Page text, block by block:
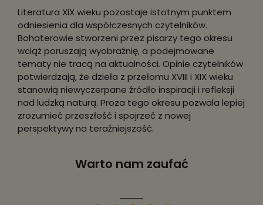
Literatura XIX wieku pozostaje istotnym punktem
odniesienia dla współczesnych czytelników.
Bohaterowie stworzeni przez pisarzy tego okresu
wciąż poruszają wyobraźnię, a podejmowane
tematy nie tracą na aktualności. Opinie czytelników
potwierdzają, że dzieła z przełomu XVIII i XIX wieku
stanowią niewyczerpane źródło inspiracji i refleksji
nad ludzką naturą. Proza tego okresu pozwala lepiej
zrozumieć przeszłość i spojrzeć z nowej
perspektywy na teraźniejszość.
Warto nam zaufać